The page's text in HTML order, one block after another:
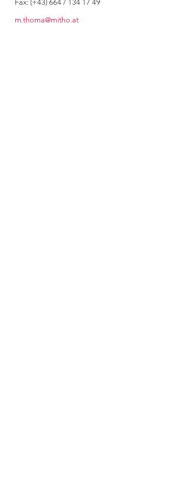
Fax: (+43) 664 / 134 17 49
m.thoma@mitho.at